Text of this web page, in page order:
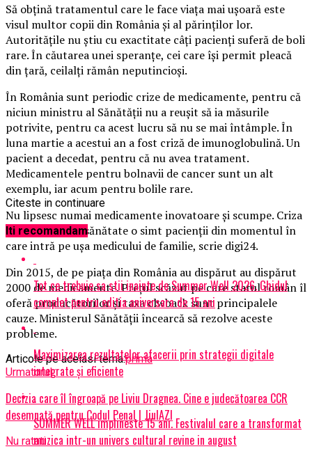
Să obţină tratamentul care le face viaţa mai uşoară este
visul multor copii din România şi al părinţilor lor.
Autorităţile nu ştiu cu exactitate câţi pacienţi suferă de boli
rare. În căutarea unei speranţe, cei care îşi permit pleacă
din ţară, ceilalţi rămân neputincioşi.
În România sunt periodic crize de medicamente, pentru că
niciun ministru al Sănătăţii nu a reuşit să ia măsurile
potrivite, pentru ca acest lucru să nu se mai întâmple. În
luna martie a acestui an a fost criză de imunoglobulină. Un
pacient a decedat, pentru că nu avea tratament.
Medicamentele pentru bolnavii de cancer sunt un alt
exemplu, iar acum pentru bolile rare.
Nu lipsesc numai medicamente inovatoare şi scumpe. Criza
din sistemul de sănătate o simt pacienţii din momentul în
care intră pe uşa medicului de familie, scrie digi24.
Din 2015, de pe piaţa din România au dispărut au dispărut
2000 de medicamente. Preţul scăzut pe care statul român îl
oferă producătorilor şi taxa clwback sunt principalele
cauze. Ministerul Sănătăţii încearcă să rezolve aceste
probleme.
Articole pe aceiasi tema:prima
Urmatorul
Decizia care îl îngroapă pe Liviu Dragnea. Cine e judecătoarea CCR
desemnată pentru Codul Penal | JiulAZI
Nu ratati
Citeste in continuare
Iti recomandam
Tot ce trebuie sa stii inainte de Summer Well 2026. Ghidul
complet pentru editia aniversara de 15 ani
Maximizarea rezultatelor afacerii prin strategii digitale
integrate și eficiente
SUMMER WELL implineste 15 ani. Festivalul care a transformat
muzica intr-un univers cultural revine in august